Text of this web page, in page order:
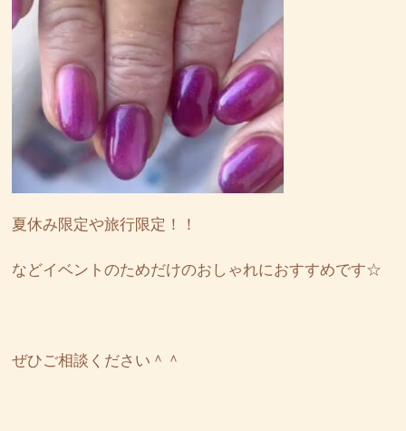
夏休み限定や旅行限定！！
などイベントのためだけのおしゃれにおすすめです☆
ぜひご相談ください＾＾